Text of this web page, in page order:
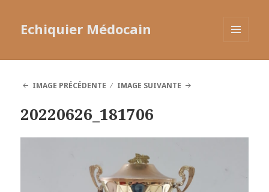
Echiquier Médocain
IMAGE PRÉCÉDENTE
IMAGE SUIVANTE
20220626_181706